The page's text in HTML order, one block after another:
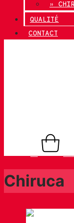
»
QUALITÉ
CONTACT
Chiruca